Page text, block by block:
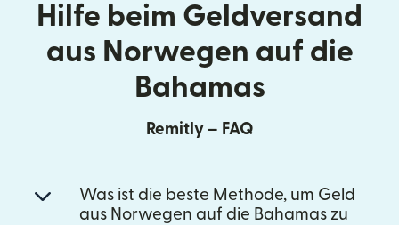
Hilfe beim Geldversand
aus Norwegen auf die
Bahamas
Remitly – FAQ
Was ist die beste Methode, um Geld
aus Norwegen auf die Bahamas zu